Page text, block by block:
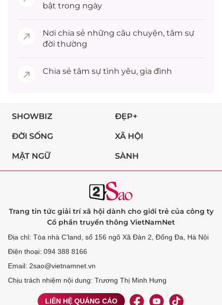
bật trong ngày
Nơi chia sẻ những câu chuyện, tâm sự
đời thường
Chia sẻ tâm sự tình yêu, gia đình
SHOWBIZ ĐẸP+
ĐỜI SỐNG XÃ HỘI
MẬT NGỮ SÀNH
Trang tin tức giải trí xã hội dành cho giới trẻ của công ty
Cổ phần truyền thông VietNamNet
Địa chỉ: Tòa nhà C’land, số 156 ngõ Xã Đàn 2, Đống Đa, Hà Nội
Điện thoại: 094 388 8166
Email: 2sao@vietnamnet.vn
Chịu trách nhiệm nội dung: Trương Thị Minh Hưng
LIÊN HỆ QUẢNG CÁO